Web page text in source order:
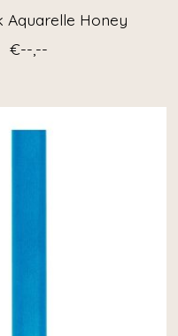
Aquarelle Honey
€--,--